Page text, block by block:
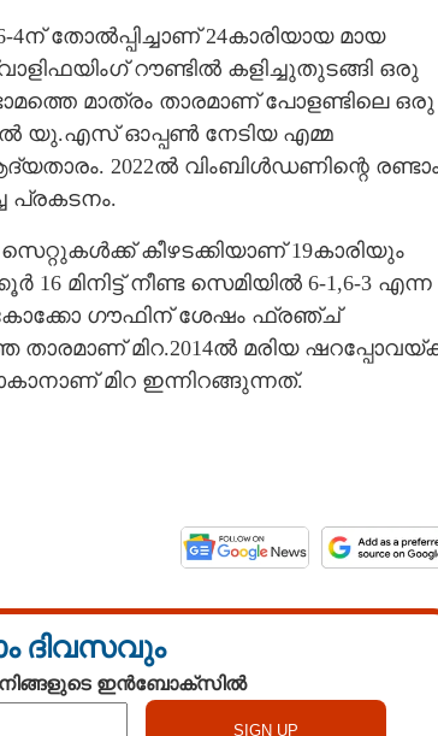
തോൽപ്പിച്ചാണ് 24കാരിയായ മായ
റൗണ്ടിൽ കളിച്ചുതുടങ്ങി ഒരു
മാത്രം താരമാണ് പോളണ്ടിലെ ഒരു
യു.എസ് ഓപ്പൺ നേടിയ എമ്മ
2022ൽ വിംബിൾഡണിന്റെ
പ്രകടനം.
കീഴടക്കിയാണ് 19കാരിയും
മിനിട്ട് നീണ്ട സെമിയിൽ 6-1,6-3 എന്ന
കോക്കോ ഗൗഫിന് ശേഷം ഫ്രഞ്ച്
മിറ.2014ൽ മരിയ
മിറ ഇന്നിറങ്ങുന്നത്.
ദിവസവും
ഇൻബോക്സിൽ